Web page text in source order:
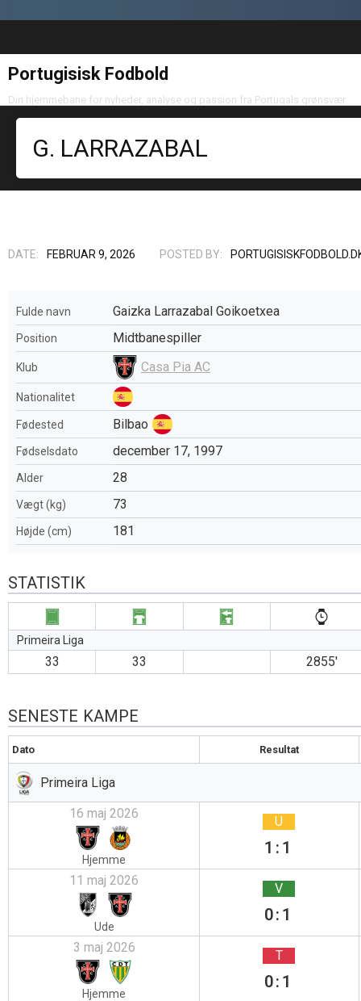
Portugisisk Fodbold
Din hjemmebane for nyheder, analyse og passion fra Portugals grønsvær
G. LARRAZABAL
DATE: FEBRUAR 9, 2026 POSTED BY:
Fulde navn Gaizka Larrazabal Goikoetxea
Position Midtbanespiller
Klub Casa Pia AC
Nationalitet
Fødested Bilbao
Fødselsdato december 17, 1997
Alder 28
Vægt (kg) 73
Højde (cm) 181
STATISTIK
Primeira Liga
33 33 2855′
SENESTE KAMPE
Dato Resultat
Primeira Liga
16 maj 2026
Hjemme
U
1:1
11 maj 2026
Ude
V
0:1
3 maj 2026
Hjemme
T
0:1